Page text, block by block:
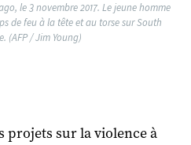
le 3 novembre 2017. Le jeune homme
de feu à la tête et au torse sur South
(AFP / Jim Young)
projets sur la violence à